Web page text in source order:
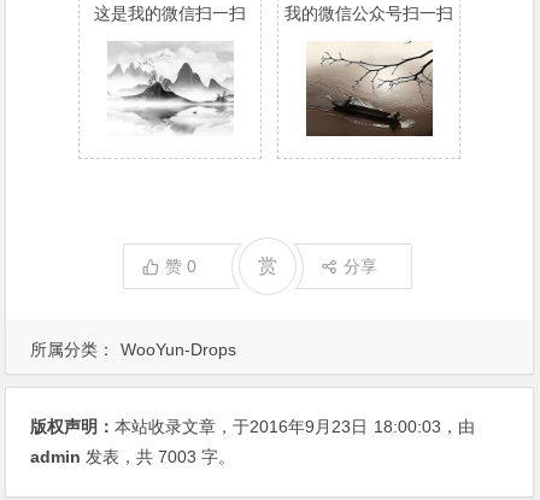
所属分类： WooYun-Drops
这是我的微信扫一扫
我的微信公众号扫一扫
赞0 赏 分享
版权声明：本站收录文章，于2016年9月23日 18:00:03 ，由
admin 发表，共 7003 字。